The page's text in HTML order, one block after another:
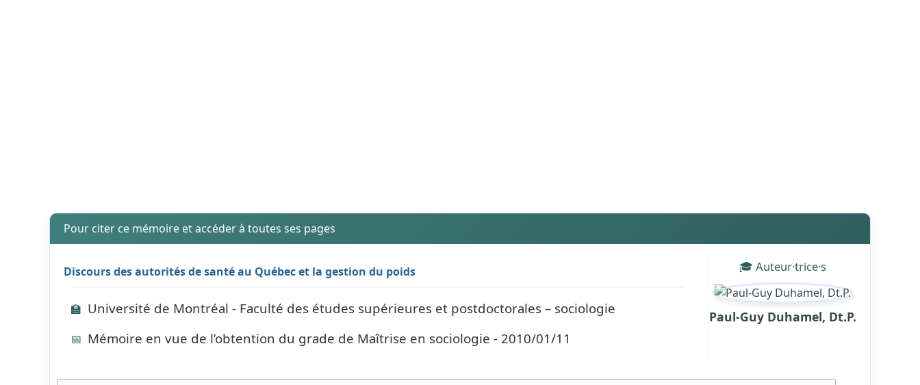
Pour citer ce mémoire et accéder à toutes ses pages
Discours des autorités de santé au Québec et la gestion du poids
🏫 Université de Montréal - Faculté des études supérieures et postdoctorales – sociologie
📅 Mémoire en vue de l’obtention du grade de Maîtrise en sociologie - 2010/01/11
🎓 Auteur·trice·s
Paul-Guy Duhamel, Dt.P.